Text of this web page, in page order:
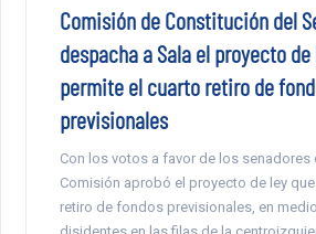
Comisión de Constitución del
despacha a Sala el proyecto de
permite el cuarto retiro de
previsionales
Con los votos a favor de los senadores
Comisión aprobó el proyecto de ley
retiro de fondos previsionales, en